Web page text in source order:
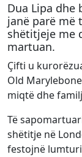
Dua Lipa dhe
janë parë më
shëtitjeje me
martuan.
Çifti u
Old
miqtë dhe
Të
shëtitje në
festojnë